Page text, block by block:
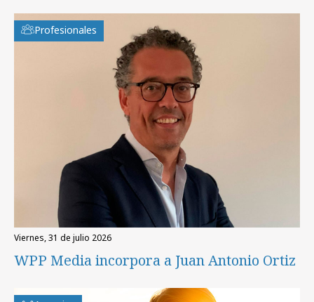
Profesionales
viernes, 31 de julio 2026
WPP Media incorpora a Juan Antonio Ortiz